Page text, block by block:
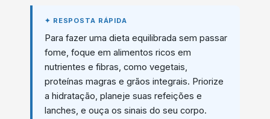
Para fazer uma dieta equilibrada sem passar
fome, foque em alimentos ricos em
nutrientes e fibras, como vegetais,
proteínas magras e grãos integrais. Priorize
a hidratação, planeje suas refeições e
lanches, e ouça os sinais do seu corpo.